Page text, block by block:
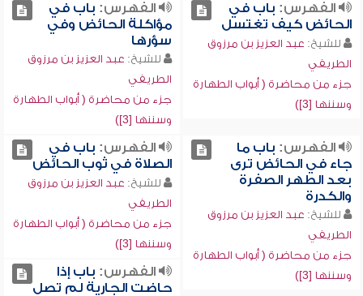
الفهرس: باب في
الحائض كيف تغتسل
للشيخ: عبد العزيز بن مرزوق
الطريفي
جزء من محاضرة ( أبواب الطهارة
وسننها [3])
الفهرس: باب في
مؤاكلة الحائض وفي
سؤرها
للشيخ: عبد العزيز بن مرزوق
الطريفي
جزء من محاضرة ( أبواب الطهارة
وسننها [3])
الفهرس: باب ما
جاء في الحائض ترى
بعد الطهر الصفرة
والكدرة
للشيخ: عبد العزيز بن مرزوق
الطريفي
جزء من محاضرة ( أبواب الطهارة
وسننها [3])
الفهرس: باب في
الصلاة في ثوب الحائض
للشيخ: عبد العزيز بن مرزوق
الطريفي
جزء من محاضرة ( أبواب الطهارة
وسننها [3])
الفهرس: باب إذا
حاضت الجارية لم تصل